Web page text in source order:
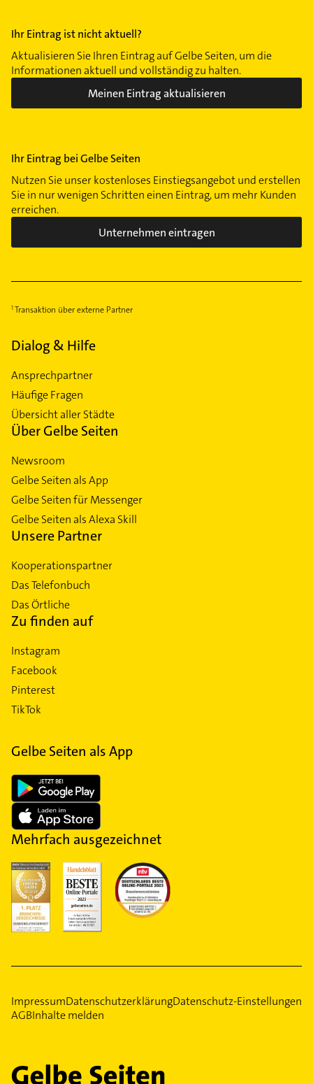
Ihr Eintrag ist nicht aktuell?
Aktualisieren Sie Ihren Eintrag auf Gelbe Seiten, um die
Informationen aktuell und vollständig zu halten.
Meinen Eintrag aktualisieren
Ihr Eintrag bei Gelbe Seiten
Nutzen Sie unser kostenloses Einstiegsangebot und erstellen
Sie in nur wenigen Schritten einen Eintrag, um mehr Kunden
erreichen.
Unternehmen eintragen
Transaktion über externe Partner
Dialog & Hilfe
Ansprechpartner
Häufige Fragen
Übersicht aller Städte
Über Gelbe Seiten
Newsroom
Gelbe Seiten als App
Gelbe Seiten für Messenger
Gelbe Seiten als Alexa Skill
Unsere Partner
Kooperationspartner
Das Telefonbuch
Das Örtliche
Zu finden auf
Instagram
Facebook
Pinterest
TikTok
Gelbe Seiten als App
Mehrfach ausgezeichnet
ImpressumDatenschutzerklärungDatenschutz-Einstellungen
AGBInhalte melden